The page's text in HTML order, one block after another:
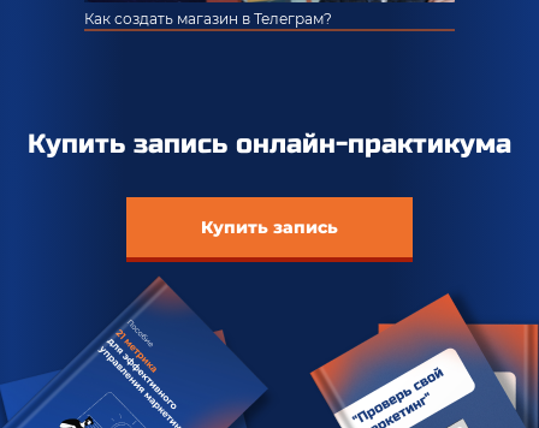
Как создать магазин в Телеграм?
Купить запись онлайн-практикума
Купить запись